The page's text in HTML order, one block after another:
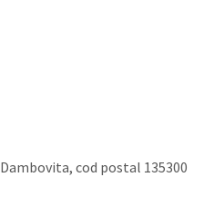
cod postal 135300